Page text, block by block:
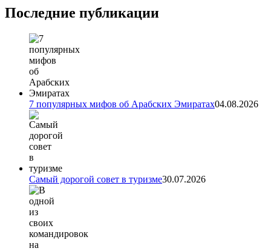
Последние публикации
7 популярных мифов об Арабских Эмиратах04.08.2026
Самый дорогой совет в туризме30.07.2026